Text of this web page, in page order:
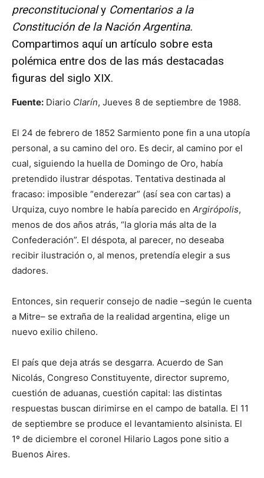
preconstitucionaly Comentarios a la
Constitución de la Nación Argentina.
Compartimos aquí un artículo sobre esta
polémica entre dos de las más destacadas
figuras del siglo XIX.
Fuente: Diario Clarín, Jueves 8 de septiembre de 1988.
El 24 de febrero de 1852 Sarmiento pone fin a una utopía
personal, a su camino del oro. Es decir, al camino por el
cual, siguiendo la huella de Domingo de Oro, había
pretendido ilustrar déspotas. Tentativa destinada al
fracaso: imposible “enderezar” (así sea con cartas) a
Urquiza, cuyo nombre le había parecido en Argirópolis,
menos de dos años atrás, “la gloria más alta de la
Confederación”. El déspota, al parecer, no deseaba
recibir ilustración o, al menos, pretendía elegir a sus
dadores.
Entonces, sin requerir consejo de nadie –según le cuenta
a Mitre– se extraña de la realidad argentina, elige un
nuevo exilio chileno.
El país que deja atrás se desgarra. Acuerdo de San
Nicolás, Congreso Constituyente, director supremo,
cuestión de aduanas, cuestión capital: las distintas
respuestas buscan dirimirse en el campo de batalla. El 11
de septiembre se produce el levantamiento alsinista. El
1º de diciembre el coronel Hilario Lagos pone sitio a
Buenos Aires.